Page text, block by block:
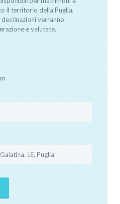
il territorio della Puglia,
verranno
e valutate.